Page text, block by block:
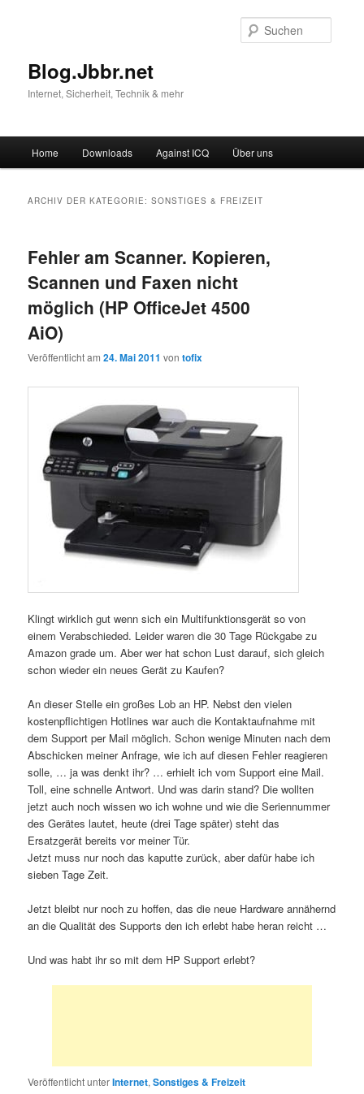
Blog.Jbbr.net
Internet, Sicherheit, Technik & mehr
Zum
Zum
wechseln
Home Downloads Against ICQ Über uns
ARCHIV DER KATEGORIE:SONSTIGES & FREIZEIT
Fehler am Scanner. Kopieren,
Scannen und Faxen nicht
möglich (HP OfficeJet 4500
AiO)
Veröffentlicht am24. Mai 2011 vontofix
Klingt wirklich gut wenn sich ein Multifunktionsgerät so von
einem Verabschieded. Leider waren die 30 Tage Rückgabe zu
Amazon grade um. Aber wer hat schon Lust darauf, sich gleich
schon wieder ein neues Gerät zu Kaufen?
An dieser Stelle ein großes Lob an HP. Nebst den vielen
kostenpflichtigen Hotlines war auch die Kontaktaufnahme mit
dem Support per Mail möglich. Schon wenige Minuten nach dem
Abschicken meiner Anfrage, wie ich auf diesen Fehler reagieren
solle, … ja was denkt ihr? … erhielt ich vom Support eine Mail.
Toll, eine schnelle Antwort. Und was darin stand? Die wollten
jetzt auch noch wissen wo ich wohne und wie die Seriennummer
des Gerätes lautet, heute (drei Tage später) steht das
Ersatzgerät bereits vor meiner Tür.
Jetzt muss nur noch das kaputte zurück, aber dafür habe ich
sieben Tage Zeit.
Jetzt bleibt nur noch zu hoffen, das die neue Hardware annähernd
an die Qualität des Supports den ich erlebt habe heran reicht …
Und was habt ihr so mit dem HP Support erlebt?
Veröffentlicht unterInternet,Sonstiges & Freizeit